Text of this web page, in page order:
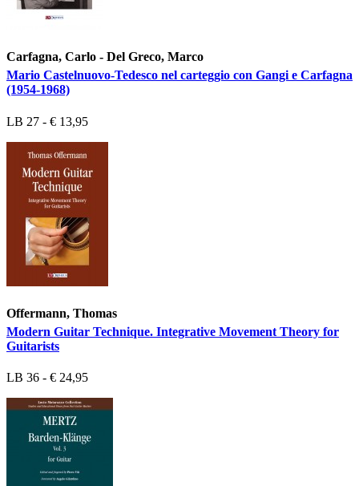
Carfagna, Carlo - Del Greco, Marco
Mario Castelnuovo-Tedesco nel carteggio con Gangi e Carfagna
(1954-1968)
LB 27 - € 13,95
Offermann, Thomas
Modern Guitar Technique. Integrative Movement Theory for
Guitarists
LB 36 - € 24,95